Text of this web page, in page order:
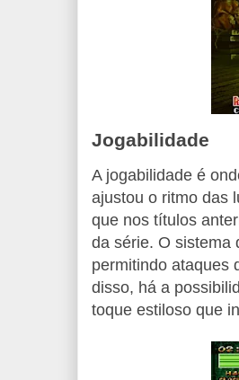
Jogabilidade
A jogabilidade é
ajustou o ritmo das
que nos títulos
da série. O sistema
permitindo ataques
disso, há a
toque estiloso que